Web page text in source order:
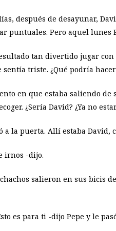
después de desayunar,
puntuales. Pero aquel lunes
tan divertido jugar
sentía triste. ¿Qué podría
en que estaba saliendo
¿Sería David? ¿Ya no
a la puerta. Allí estaba David,
irnos -dijo.
salieron en sus bicis
es para ti -dijo Pepe y le